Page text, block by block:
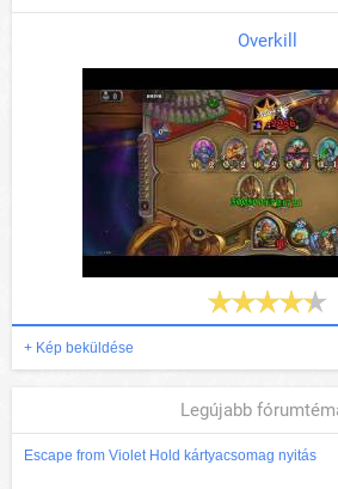
Overkill
+ Kép beküldése
Legújabb
Escape from Violet Hold kártyacsomag nyitás